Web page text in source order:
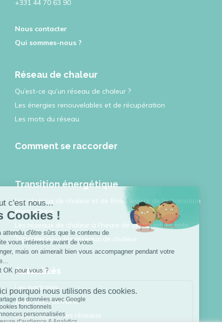
+331 44 70 63 90
Nous contacter
Qui sommes-nous ?
Réseau de chaleur
Qu’est-ce qu’un réseau de chaleur ?
Les énergies renouvelables et de récupération
Les mots du réseau
Comment se raccorder
Transition énergétique
Les réseaux de chaleur et de froid, leviers de la transition
énergétique
Les réseaux de chaleur à l’heure de la ville intelligente
Travailler pour les réseaux de chaleur
Actualités
Les podcasts
Jouer avec Géodino
Sofia, Hugo et les réseaux